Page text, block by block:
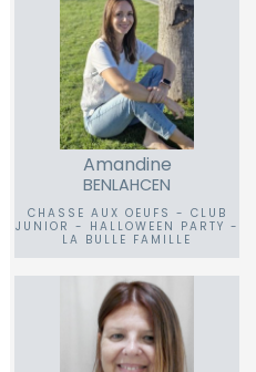
Amandine
BENLAHCEN
CHASSE AUX OEUFS - CLUB
JUNIOR - HALLOWEEN PARTY -
LA BULLE FAMILLE